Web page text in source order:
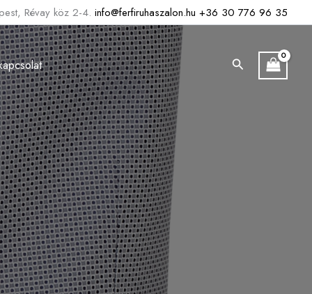
Révay köz 2-4. info@ferfiruhaszalon.hu +36 30 776 96 35
Search